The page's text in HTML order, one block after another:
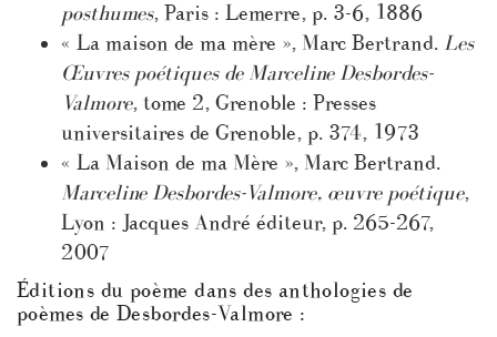
posthumes, Paris : Lemerre, p. 3-6, 1886
« La maison de ma mère », Marc Bertrand. Les
Œuvres poétiques de Marceline Desbordes-
Valmore, tome 2, Grenoble : Presses
universitaires de Grenoble, p. 374, 1973
« La Maison de ma Mère », Marc Bertrand.
Marceline Desbordes-Valmore, œuvre poétique,
Lyon : Jacques André éditeur, p. 265-267,
2007
Éditions du poème dans des anthologies de
poèmes de Desbordes-Valmore :